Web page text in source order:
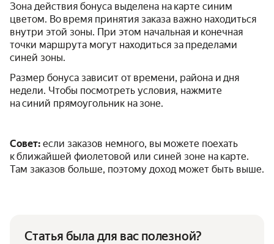
Зона действия бонуса выделена на карте синим
цветом. Во время принятия заказа важно находиться
внутри этой зоны. При этом начальная и конечная
точки маршрута могут находиться за пределами
синей зоны.
Размер бонуса зависит от времени, района и дня
недели. Чтобы посмотреть условия, нажмите
на синий прямоугольник на зоне.
Совет: если заказов немного, вы можете поехать
к ближайшей фиолетовой или синей зоне на карте.
Там заказов больше, поэтому доход может быть выше.
Статья была для вас полезной?